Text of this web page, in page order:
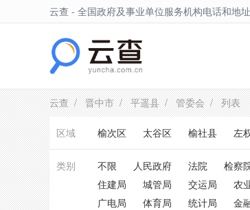
云查 - 全国政府及事业单位服务机构电话和地
云查/晋中市/平遥县/管委会/ 列表
区域 榆次区 太谷区 榆社县 左
类别 不限 人民政府 法院 检察
住建局
城管局 交运局 农
广电局
体育局 统计局 金